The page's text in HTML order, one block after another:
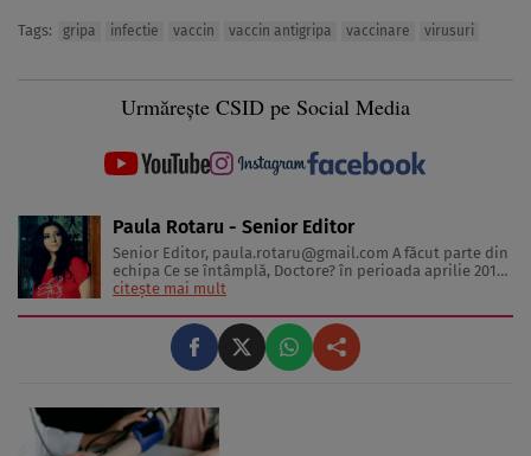
Tags: gripa infectie vaccin vaccin antigripa vaccinare virusuri
Urmărește CSID pe Social Media
Paula Rotaru - Senior Editor
Senior Editor, paula.rotaru@gmail.com
echipa Ce se întâmplă, Doctore? în perioada aprilie 2013-
decembrie 2023. Articolele sale cuprind informații despre
și sănătatea emoțională. Colaborări: Viața ...
citește mai mult